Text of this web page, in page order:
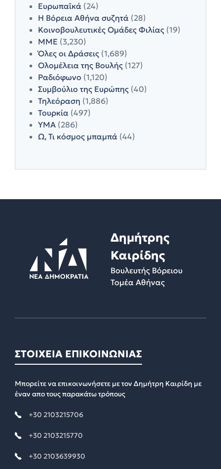
Ευρωπαϊκά (24)
Η Βόρεια Αθήνα συζητά (28)
Κοινοβουλευτικές Ομάδες Φιλίας (19)
ΜΜΕ (3,230)
Όλες οι Δράσεις (1,689)
Ολομέλεια της Βουλής (127)
Ραδιόφωνο (1,120)
Συμβούλιο της Ευρώπης (40)
Τηλεόραση (1,886)
Τουρκία (497)
ΥΜΑ (286)
Ω, Τι κόσμος μπαμπά (44)
Δημήτρης
Καιρίδης
Βουλευτής Βόρειου
Τομέα Αθήνας
ΣΤΟΙΧΕΙΑ ΕΠΙΚΟΙΝΩΝΙΑΣ
Μπορείτε να επικοινωνήσετε με τον Δημήτρη Καιρίδη με
έναν απο τους παρακάτω τρόπους
+30 2103215706
+30 2103215770
+30 2103639930